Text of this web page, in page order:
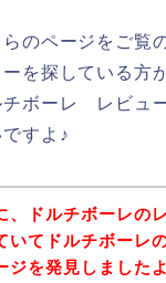
のページをご覧
を探している方
チボーレ レビュ
すよ♪
、ドルチボーレの
いてドルチボーレ
ジを発見しました